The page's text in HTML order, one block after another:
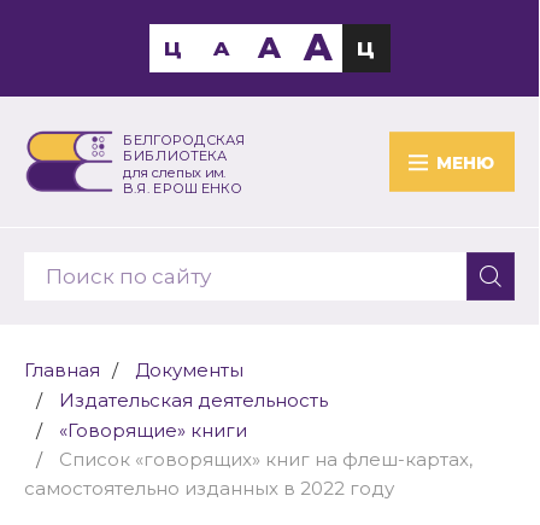
БЕЛГОРОДСКАЯ
БИБЛИОТЕКА
для слепых им.
В.Я. ЕРОШЕНКО
МЕНЮ
Ц A A A Ц
Главная
Документы
Издательская деятельность
«Говорящие» книги
Список «говорящих» книг на флеш-картах,
самостоятельно изданных в 2022 году